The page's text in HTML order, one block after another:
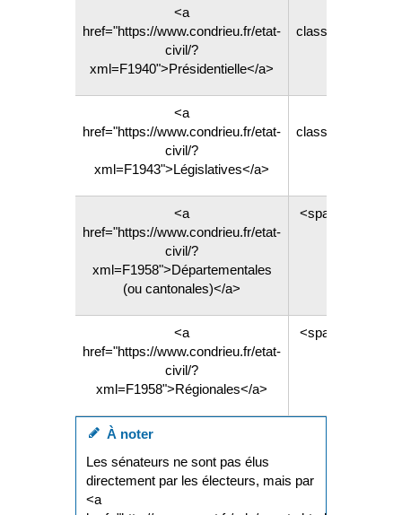
<a
href="https://www.condrieu.fr/etat-
civil/?
xml=F1940">Présidentielle</a>
<a
href="https://www.condrieu.fr/etat-
civil/?
xml=F1943">Législatives</a>
<a
href="https://www.condrieu.fr/etat-
civil/?
xml=F1958">Départementales
(ou cantonales)</a>
<span
<a
href="https://www.condrieu.fr/etat-
civil/?
xml=F1958">Régionales</a>
<span
À noter
Les sénateurs ne sont pas élus
directement par les électeurs, mais par
<a